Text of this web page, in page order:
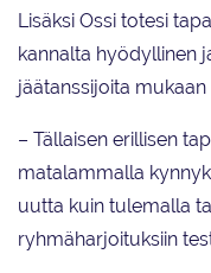
Lisäksi Ossi totesi
kannalta hyödyllinen
jäätanssijoita
– Tällaisen erillisen
matalammalla
uutta kuin tulemalla
ryhmäharjoituksiin